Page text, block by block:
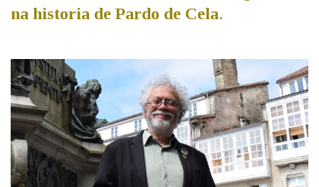
na historia de Pardo de Cela.